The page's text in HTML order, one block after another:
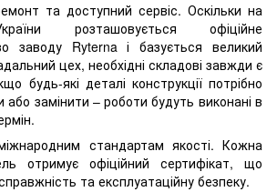
та доступний сервіс. Оскільки на
розташовується офіційне
заводу Ryterna і базується великий
цех, необхідні складові завжди є
будь-які деталі конструкції потрібно
або замінити – роботи будуть виконані в
міжнародним стандартам якості. Кожна
отримує офіційний сертифікат, що
та експлуатаційну безпеку.